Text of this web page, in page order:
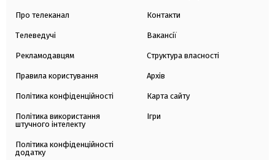
Про телеканал
Телеведучі
Рекламодавцям
Правила користування
Політика конфіденційності
Політика використання
штучного інтелекту
Політика конфіденційності
додатку
Контакти
Вакансії
Структура власності
Архів
Карта сайту
Ігри